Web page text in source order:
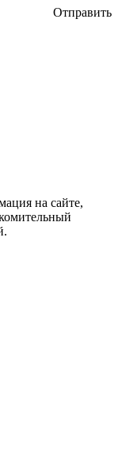
Отправить
на сайте,